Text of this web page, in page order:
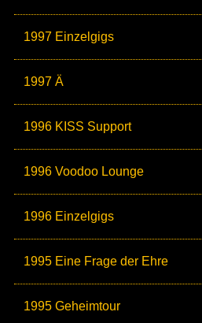
1997 Einzelgigs
1997 Ä
1996 KISS Support
1996 Voodoo Lounge
1996 Einzelgigs
1995 Eine Frage der Ehre
1995 Geheimtour